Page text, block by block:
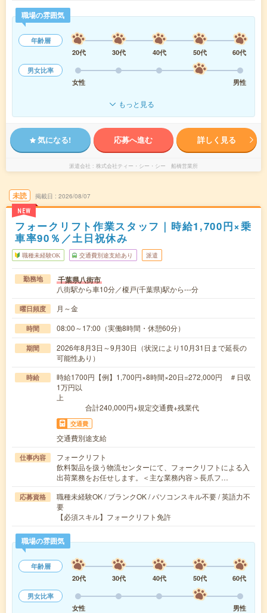
職場の雰囲気
年齢層
20代
30代 40代 50代
60代
男女比率
女性
男性
もっと見る
気になる! 応募へ進む 詳しく見る
派遣会社 株式会社ティー・シー・シー 船橋営業所
未読
NEW
掲載日 2026/08/07
フォークリフト作業スタッフ｜時給1,700円×乗
車率90％／土日祝休み
職種未経験OK 交通費別途支給あり 派遣
勤務地 千葉県八街市
八街駅から車10分／榎戸(千葉県)駅から---分
曜日頻度 月～金
時間 08:00～17:00（実働8時間・休憩60分）
期間
2026年8月3日～9月30日（状況により10月31日まで延長の
可能性あり）
時給
時給1700円【例】1,700円×8時間×20日=272,000円 ＃日収
1万円以
上
合計240,000円+規定交通費+残業代
交通費
交通費別途支給
仕事内容
フォークリフト
飲料製品を扱う物流センターにて、フォークリフトによる入
出荷業務をお任せします。＜主な業務内容＞長爪フ…
応募資格
職種未経験OK / ブランクOK / パソコンスキル不要 / 英語力不
要
【必須スキル】フォークリフト免許
職場の雰囲気
年齢層
20代
30代 40代 50代
60代
男女比率
女性
男性